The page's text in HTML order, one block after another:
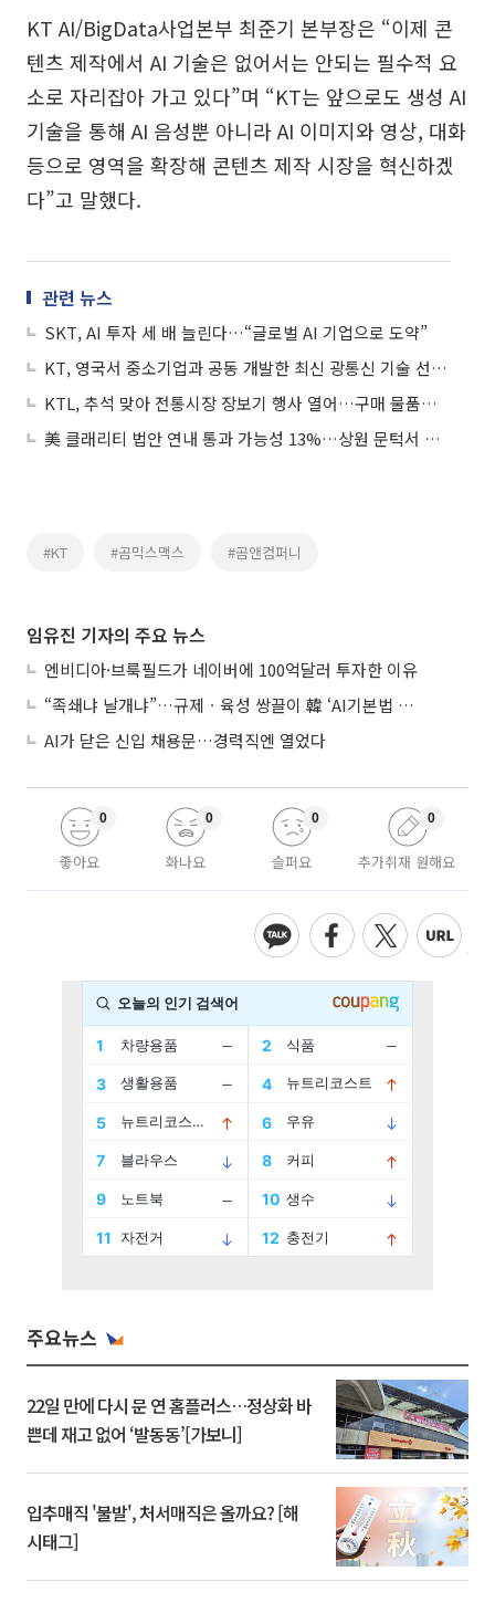
KT AI/BigData사업본부 최준기 본부장은 “이제 콘
텐츠 제작에서 AI 기술은 없어서는 안되는 필수적 요
소로 자리잡아 가고 있다”며 “KT는 앞으로도 생성 AI
기술을 통해 AI 음성뿐 아니라 AI 이미지와 영상, 대화
등으로 영역을 확장해 콘텐츠 제작 시장을 혁신하겠
다”고 말했다.
관련 뉴스
SKT, AI 투자 세 배 늘린다…“글로벌 AI 기업으로 도약”
KT, 영국서 중소기업과 공동 개발한 최신 광통신 기술 선보인다
KTL, 추석 맞아 전통시장 장보기 행사 열어…구매 물품은 이웃 나눔
美 클래리티 법안 연내 통과 가능성 13%…상원 문턱서 제동
#KT #곰믹스맥스 #곰앤컴퍼니
임유진 기자의 주요 뉴스
엔비디아·브룩필드가 네이버에 100억달러 투자한 이유
“족쇄냐 날개냐”…규제ㆍ육성 쌍끌이 韓 ‘AI기본법 개정안’ 오늘 시행
AI가 닫은 신입 채용문…경력직엔 열었다
좋아요
0
화나요
0
슬퍼요
0
추가취재 원해요
0
주요뉴스
22일 만에 다시 문 연 홈플러스…정상화 바
쁜데 재고 없어 ‘발동동’[가보니]
입추매직 '불발', 처서매직은 올까요? [해
시태그]